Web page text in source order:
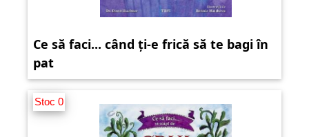
Ce să faci... când ți-e frică să te bagi în
pat
Stoc 0